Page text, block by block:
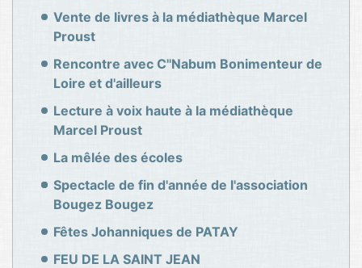
Vente de livres à la médiathèque Marcel
Proust
Rencontre avec C''Nabum Bonimenteur de
Loire et d'ailleurs
Lecture à voix haute à la médiathèque
Marcel Proust
La mêlée des écoles
Spectacle de fin d'année de l'association
Bougez Bougez
Fêtes Johanniques de PATAY
FEU DE LA SAINT JEAN